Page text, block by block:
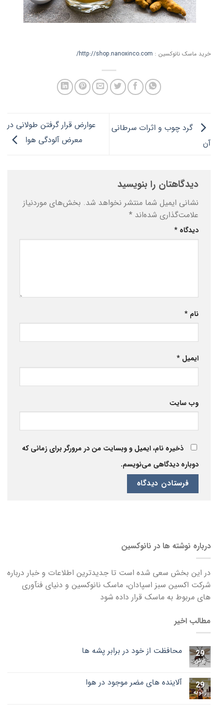
خرید ماسک نانوکسین : http://shop.nanoxinco.com/
گرد چوب و اثرات سرطانی
آن
عوارض قرار گرفتن طولانی در
معرض آلودگی هوا
دیدگاهتان را بنویسید
نشانی ایمیل شما منتشر نخواهد شد. بخش‌های موردنیاز
علامت‌گذاری شده‌اند *
دیدگاه *
نام *
ایمیل *
وب‌ سایت
ذخیره نام، ایمیل و وبسایت من در مرورگر برای زمانی که
دوباره دیدگاهی می‌نویسم.
درباره نوشته ها در نانوکسین
در این بخش سعی شده است تا جدیدترین اطلاعات و خبار درباره
شرکت اکسین سبز اسپادان، ماسک نانوکسین و دنیای فنآوری
های مربوط به ماسک قرار داده شود
مطالب اخیر
29
ژوئن
محافظت از خود در برابر پشه ها
29
ژانویه
آلاینده های مضر موجود در هوا